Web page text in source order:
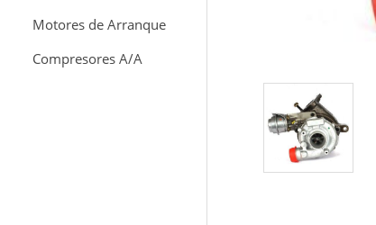
Motores de Arranque
Compresores A/A